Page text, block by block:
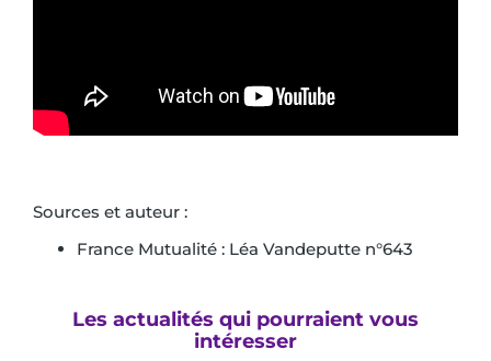
Sources et auteur :
France Mutualité : Léa Vandeputte n°643
Les actualités qui pourraient vous
intéresser